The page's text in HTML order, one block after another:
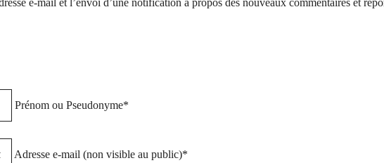
e-mail et l’envoi d’une notification à propos des nouveaux commentaires et
Prénom ou Pseudonyme*
Adresse e-mail (non visible au public)*